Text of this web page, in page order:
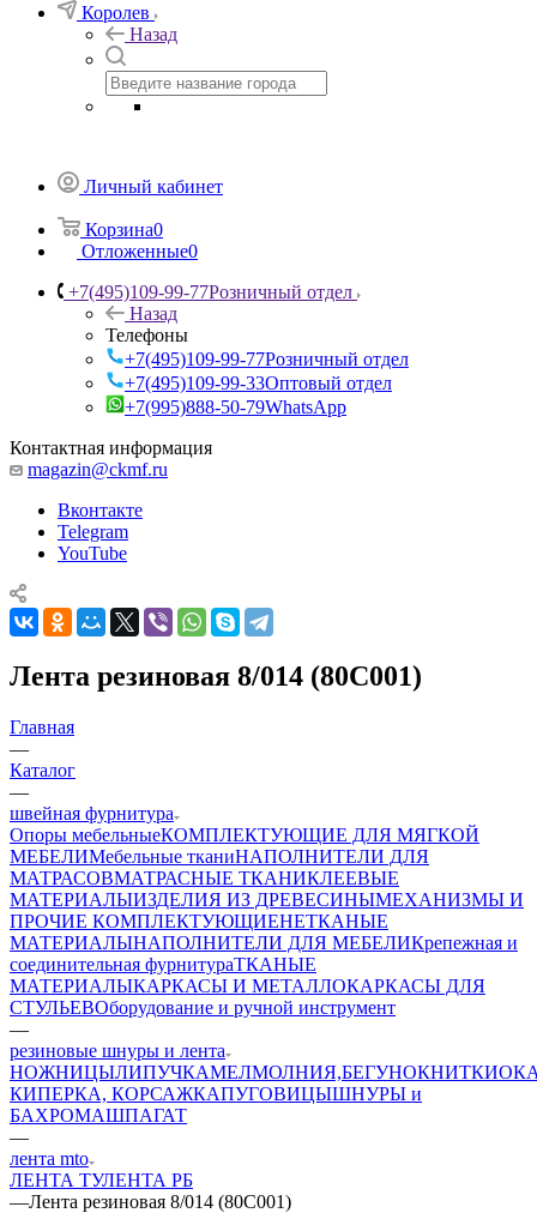
Королев
Назад
Личный кабинет
Корзина0
Отложенные0
+7(495)109-99-77Розничный отдел
Назад
Телефоны
+7(495)109-99-77Розничный отдел
+7(495)109-99-33Оптовый отдел
+7(995)888-50-79WhatsApp
Контактная информация
magazin@ckmf.ru
Вконтакте
Telegram
YouTube
Лента резиновая 8/014 (80C001)
Главная
—
Каталог
—
швейная фурнитура
Опоры мебельныеКОМПЛЕКТУЮЩИЕ ДЛЯ МЯГКОЙ
МЕБЕЛИМебельные тканиНАПОЛНИТЕЛИ ДЛЯ
МАТРАСОВМАТРАСНЫЕ ТКАНИКЛЕЕВЫЕ
МАТЕРИАЛЫИЗДЕЛИЯ ИЗ ДРЕВЕСИНЫМЕХАНИЗМЫ И
ПРОЧИЕ КОМПЛЕКТУЮЩИЕНЕТКАНЫЕ
МАТЕРИАЛЫНАПОЛНИТЕЛИ ДЛЯ МЕБЕЛИКрепежная и
соединительная фурнитураТКАНЫЕ
МАТЕРИАЛЫКАРКАСЫ И МЕТАЛЛОКАРКАСЫ ДЛЯ
СТУЛЬЕВОборудование и ручной инструмент
—
резиновые шнуры и лента
НОЖНИЦЫЛИПУЧКАМЕЛМОЛНИЯ,БЕГУНОКНИТКИ
КИПЕРКА, КОРСАЖКАПУГОВИЦЫШНУРЫ и
БАХРОМАШПАГАТ
—
лента mto
ЛЕНТА ТУЛЕНТА РБ
—Лента резиновая 8/014 (80C001)